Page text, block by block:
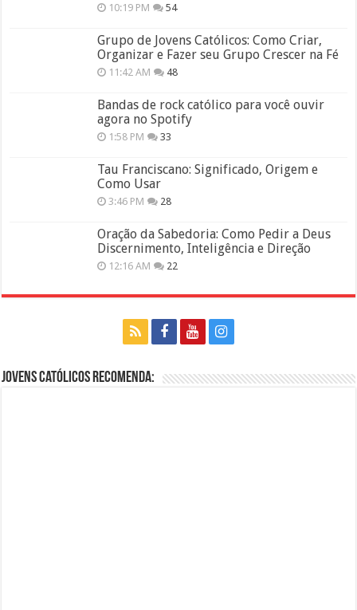
10:19 PM 54
Grupo de Jovens Católicos: Como Criar,
Organizar e Fazer seu Grupo Crescer na Fé
11:42 AM 48
Bandas de rock católico para você ouvir
agora no Spotify
1:58 PM 33
Tau Franciscano: Significado, Origem e
Como Usar
3:46 PM 28
Oração da Sabedoria: Como Pedir a Deus
Discernimento, Inteligência e Direção
12:16 AM 22
Jovens Católicos Recomenda: